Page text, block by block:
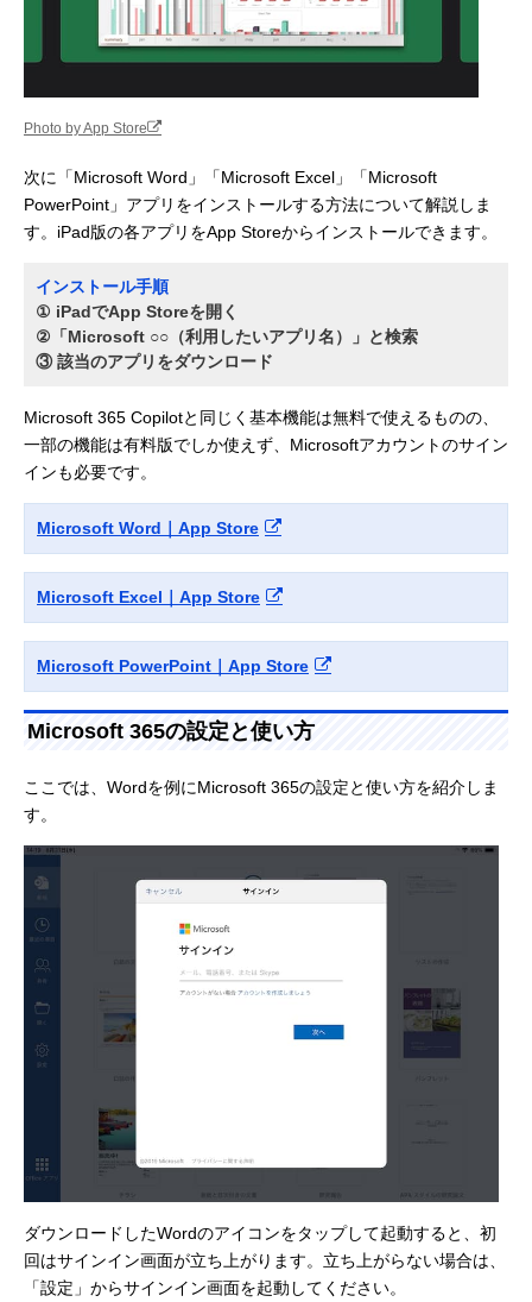
Photo by App Store
次に「Microsoft Word」「Microsoft Excel」「Microsoft
PowerPoint」アプリをインストールする方法について解説しま
す。iPad版の各アプリをApp Storeからインストールできます。
インストール手順
① iPadでApp Storeを開く
②「Microsoft ○○（利用したいアプリ名）」と検索
③ 該当のアプリをダウンロード
Microsoft 365 Copilotと同じく基本機能は無料で使えるものの、
一部の機能は有料版でしか使えず、Microsoftアカウントのサイン
インも必要です。
Microsoft Word｜App Store
Microsoft Excel｜App Store
Microsoft PowerPoint｜App Store
Microsoft 365の設定と使い方
ここでは、Wordを例にMicrosoft 365の設定と使い方を紹介しま
す。
ダウンロードしたWordのアイコンをタップして起動すると、初
回はサインイン画面が立ち上がります。立ち上がらない場合は、
「設定」からサインイン画面を起動してください。